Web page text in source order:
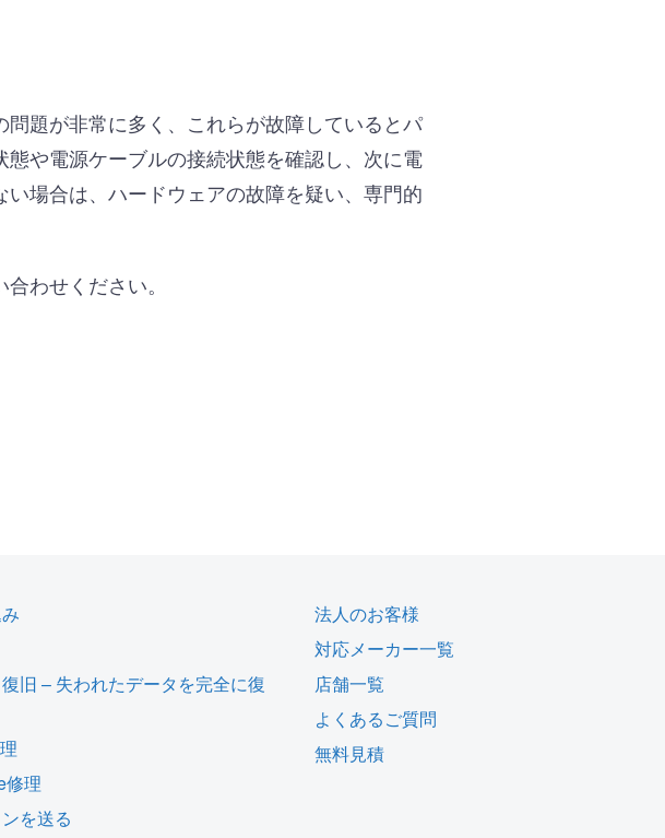
題が非常に多く、これらが故障しているとパ
や電源ケーブルの接続状態を確認し、次に電
場合は、ハードウェアの故障を疑い、専門的
わせください。
旧 – 失われたデータを完全に復
修理
を送る
法人のお客様
対応メーカー一覧
店舗一覧
よくあるご質問
無料見積